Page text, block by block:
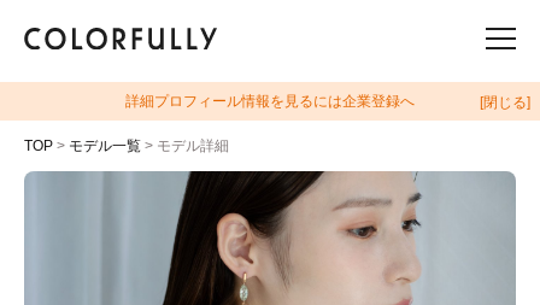
詳細プロフィール情報を見るには企業登録へ [閉じる]
TOP > モデル一覧 > モデル詳細